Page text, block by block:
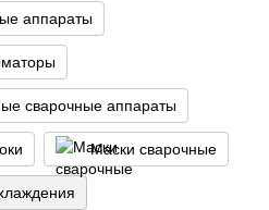
аппараты
сварочные аппараты
Маски сварочные